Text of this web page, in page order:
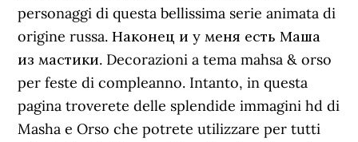
personaggi di questa bellissima serie animata di
origine russa. Наконец и у меня есть Маша
из мастики. Decorazioni a tema mahsa & orso
per feste di compleanno. Intanto, in questa
pagina troverete delle splendide immagini hd di
Masha e Orso che potrete utilizzare per tutti